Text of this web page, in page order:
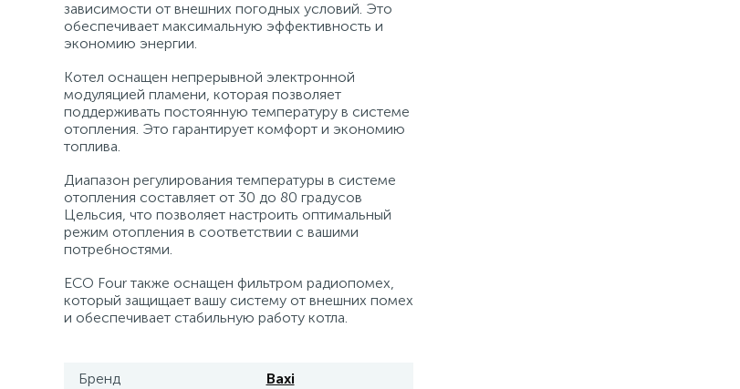
зависимости от внешних погодных условий. Это
обеспечивает максимальную эффективность и
экономию энергии.
Котел оснащен непрерывной электронной
модуляцией пламени, которая позволяет
поддерживать постоянную температуру в системе
отопления. Это гарантирует комфорт и экономию
топлива.
Диапазон регулирования температуры в системе
отопления составляет от 30 до 80 градусов
Цельсия, что позволяет настроить оптимальный
режим отопления в соответствии с вашими
потребностями.
ECO Four также оснащен фильтром радиопомех,
который защищает вашу систему от внешних помех
и обеспечивает стабильную работу котла.
Бренд Baxi